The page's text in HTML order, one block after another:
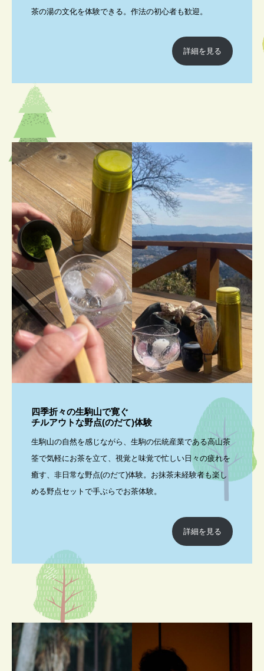
茶の湯の文化を体験できる。作法の初心者も歓迎。
詳細を見る
四季折々の生駒山で寛ぐ
チルアウトな野点(のだて)体験
生駒山の自然を感じながら、生駒の伝統産業である高山茶
筌で気軽にお茶を立て、視覚と味覚で忙しい日々の疲れを
癒す、非日常な野点(のだて)体験。お抹茶未経験者も楽し
める野点セットで手ぶらでお茶体験。
詳細を見る